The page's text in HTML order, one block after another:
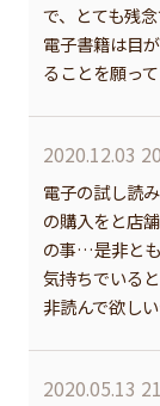
で、とても残念
電子書籍は目
ることを願って
2020.12.03
電子の試し読
の購入をと店
の事…是非と
気持ちでいる
非読んで欲し
2020.05.13